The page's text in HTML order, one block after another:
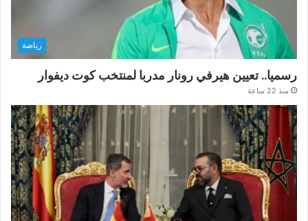
رياضة
رسميا.. تعيين هيرفي رونار مدربا لمنتخب كوت ديفوار
منذ 22 ساعة